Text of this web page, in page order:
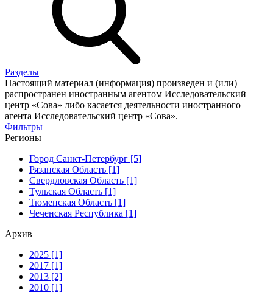
Разделы
Настоящий материал (информация) произведен и (или)
распространен иностранным агентом Исследовательский
центр «Сова» либо касается деятельности иностранного
агента Исследовательский центр «Сова».
Фильтры
Регионы
Город Санкт-Петербург [5]
Рязанская Область [1]
Свердловская Область [1]
Тульская Область [1]
Тюменская Область [1]
Чеченская Республика [1]
Архив
2025 [1]
2017 [1]
2013 [2]
2010 [1]